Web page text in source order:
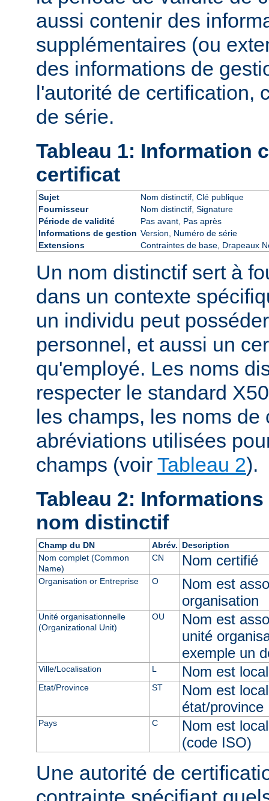
aussi contenir des
supplémentaires (ou
des informations de
l'autorité de certification,
de série.
Tableau 1: Information
certificat
Sujet
Nom distinctif, Clé publique
Fournisseur
Nom distinctif, Signature
Période de validité
Pas avant, Pas après
Informations de gestion Version, Numéro de série
Extensions
Contraintes de base, Drapeaux
Un nom distinctif sert à
dans un contexte
un individu peut
personnel, et aussi un
qu'employé. Les noms
respecter le standard
les champs, les noms de
abréviations utilisées
champs (voir Tableau 2).
Tableau 2:
nom distinctif
Champ du DN Abrév. Description
Nom complet (Common
Name)
CN Nom certifié
Organisation or Entreprise O
Nom est
organisation
Unité organisationnelle
(Organizational Unit)
OU
Nom est
unité
exemple un
Ville/Localisation L Nom est
Etat/Province ST
Nom est
état/province
Pays C
Nom est
(code ISO)
Une autorité de